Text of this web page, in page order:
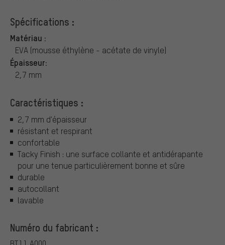
Spécifications :
Matériau :
EVA (mousse éthylène - acétate de vinyle)
Épaisseur:
2,7 mm
Caractéristiques :
2,7 mm d'épaisseur
résistant et respirant
confortable
Tacky Finish : une surface collante et antidérapante
pour une tenue particulièrement bonne et sûre
durable
autocollant
lavable
Numéro du fabricant :